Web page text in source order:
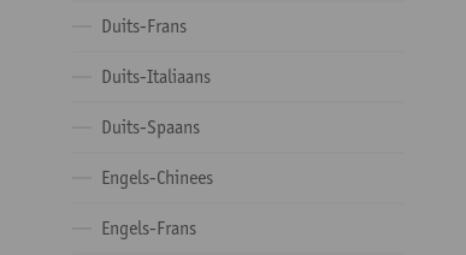
Duits-Frans
Duits-Italiaans
Duits-Spaans
Engels-Chinees
Engels-Frans